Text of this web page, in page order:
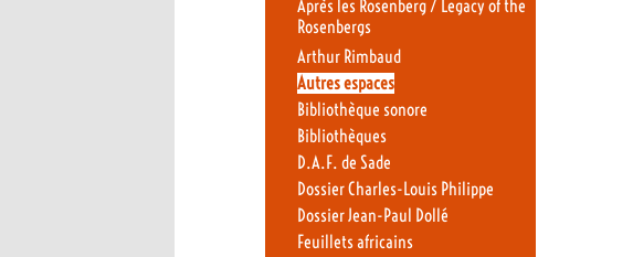
Après les Rosenberg / Legacy of the
Rosenbergs
Arthur Rimbaud
Autres espaces
Bibliothèque sonore
Bibliothèques
D.A.F. de Sade
Dossier Charles-Louis Philippe
Dossier Jean-Paul Dollé
Feuillets africains